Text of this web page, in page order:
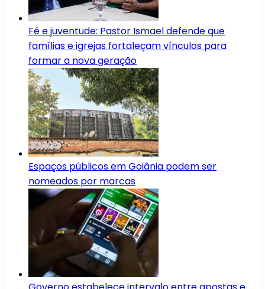
Fé e juventude: Pastor Ismael defende que
famílias e igrejas fortaleçam vínculos para
formar a nova geração
Espaços públicos em Goiânia podem ser
nomeados por marcas